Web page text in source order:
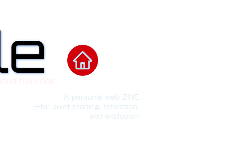
A personal web ZINE
ーfor quiet reading, reflection,
and explosion